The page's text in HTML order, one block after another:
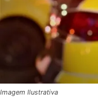
Imagem Ilustrativa